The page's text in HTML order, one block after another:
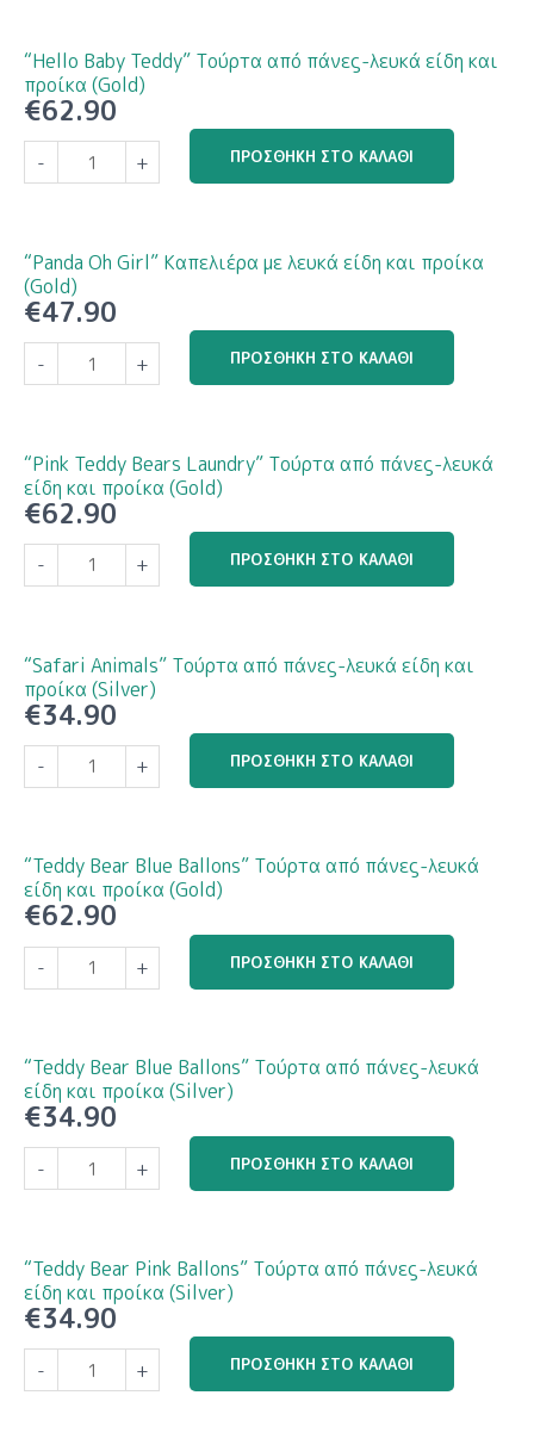
(Silver)
ποσότητα
Τούρτα
από
πάνες-
είδη
και
ποσότητα
“Hello Baby Teddy” Τούρτα από πάνες-λευκά είδη και
προίκα (Gold)
€62.90
-
"Hello
Baby
από
πάνες-
λευκά
και
προίκα
+ ΠΡΟΣΘΉΚΗ ΣΤΟ ΚΑΛΆΘΙ
“Panda Oh Girl” Καπελιέρα με λευκά είδη και προίκα
(Gold)
€47.90
-
"Panda
Oh
με
λευκά
είδη
προίκα
(Gold)
+ ΠΡΟΣΘΉΚΗ ΣΤΟ ΚΑΛΆΘΙ
“Pink Teddy Bears Laundry” Τούρτα από πάνες-λευκά
είδη και προίκα (Gold)
€62.90
-
"Pink
Teddy
Τούρτα
από
πάνες-
είδη
και
ποσότητα
+ ΠΡΟΣΘΉΚΗ ΣΤΟ ΚΑΛΆΘΙ
“Safari Animals” Τούρτα από πάνες-λευκά είδη και
προίκα (Silver)
€34.90
-
"Safari
Animals"
πάνες-
λευκά
είδη
προίκα
(Silver)
+ ΠΡΟΣΘΉΚΗ ΣΤΟ ΚΑΛΆΘΙ
“Teddy Bear Blue Ballons” Τούρτα από πάνες-λευκά
είδη και προίκα (Gold)
€62.90
-
"Teddy
Bear
Τούρτα
από
πάνες-
είδη
και
ποσότητα
+ ΠΡΟΣΘΉΚΗ ΣΤΟ ΚΑΛΆΘΙ
“Teddy Bear Blue Ballons” Τούρτα από πάνες-λευκά
είδη και προίκα (Silver)
€34.90
-
"Teddy
Bear
Τούρτα
από
πάνες-
είδη
και
+ ΠΡΟΣΘΉΚΗ ΣΤΟ ΚΑΛΆΘΙ
“Teddy Bear Pink Ballons” Τούρτα από πάνες-λευκά
είδη και προίκα (Silver)
€34.90
-
"Teddy
Bear
+ ΠΡΟΣΘΉΚΗ ΣΤΟ ΚΑΛΆΘΙ